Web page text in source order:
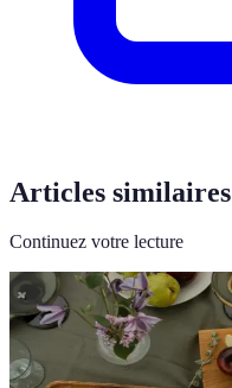
Articles similaires
Continuez votre lecture